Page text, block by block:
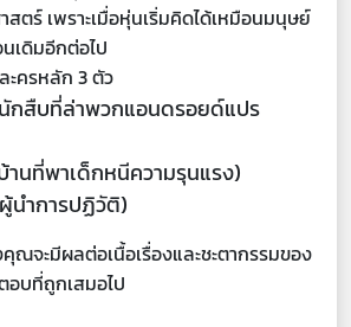
สตร์ เพราะเมื่อหุ่นเริ่มคิดได้เหมือนมนุษย์
เดิมอีกต่อไป
ะครหลัก 3 ตัว
กสืบที่ล่าพวกแอนดรอยด์แปร
านที่พาเด็กหนีความรุนแรง)
นำการปฏิวัติ)
ณจะมีผลต่อเนื้อเรื่องและชะตากรรมของ
อบที่ถูกเสมอไป